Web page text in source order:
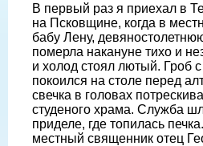
В первый раз я приехал в
на Псковщине, когда в
бабу Лену,
померла накануне тихо и
и холод стоял лютый. Гроб
покоился на столе перед
свечка в головах
студеного храма. Служба
приделе, где топилась
местный священник отец